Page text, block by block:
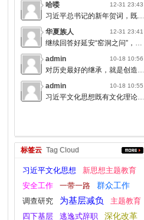
哈喽 12-31 23:43
习近平总书记的新年贺词，既充满温度，又饱含深情，太催人奋进了。
华夏族人
12-31 23:41
继续回答好延安“窑洞之问”，书写无愧于人民的时代答卷。
admin
10-18 10:56
对历史最好的继承，就是创造新的历史；对人类文明最大的礼敬，就是创造人类文明新形态。
admin
10-18 10:55
习近平文化思想既有文化理论观点上的创新和突破，又有文化工作布局上的部署要求，标志着我们党对中国特色社会主义文化建设规律的认识达到了新高度，表明我们党的历史自信、文化自信达到了新高度。
标签云 Tag Cloud
习近平文化思想
新思想主题教育
安全工作
一带一路 群众工作
调查研究 为基层减负
主题教育
四下基层
逃逸式辞职 深化改革